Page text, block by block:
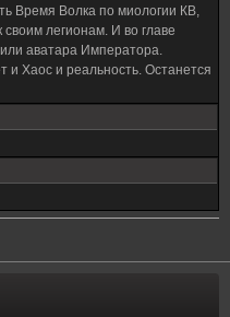
Время Волка по миологии КВ,
легионам. И во главе
аватара Императора.
и Хаос и реальность. Останется